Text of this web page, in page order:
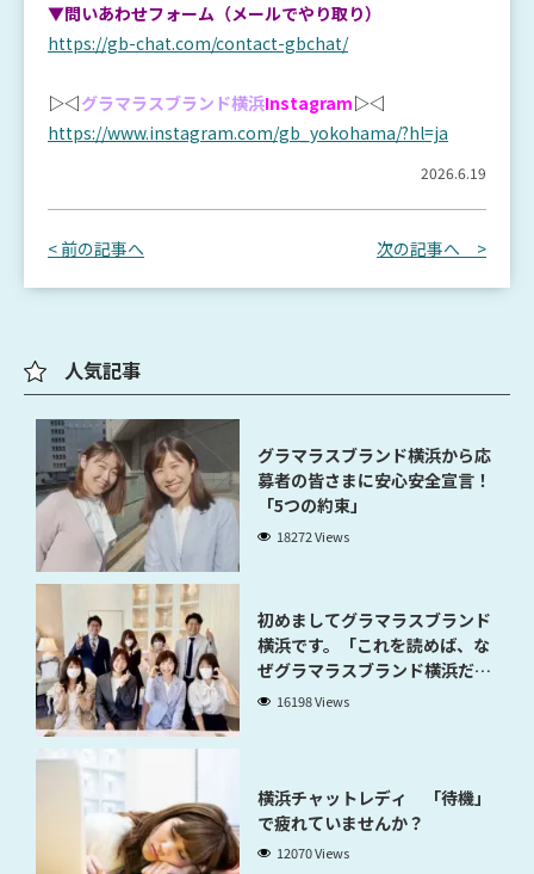
▼問いあわせフォーム（メールでやり取り）
https://gb-chat.com/contact-gbchat/
▷◁グラマラスブランド横浜Instagram▷◁
https://www.instagram.com/gb_yokohama/?hl=ja
2026.6.19
< 前の記事へ 次の記事へ >
人気記事
グラマラスブランド横浜から応
募者の皆さまに安心安全宣言！
「5つの約束」
18272 Views
初めましてグラマラスブランド
横浜です。「これを読めば、な
ぜグラマラスブランド横浜だと
稼げるのかが分かります」
16198 Views
横浜チャットレディ 「待機」
で疲れていませんか？
12070 Views